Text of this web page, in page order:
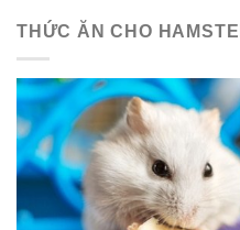
THỨC ĂN CHO